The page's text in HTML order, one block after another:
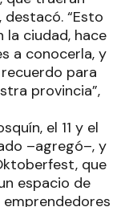
“Esto
la ciudad, hace
a conocerla, y
para
provincia”,
el 11 y el
–agregó–, y
que
espacio de